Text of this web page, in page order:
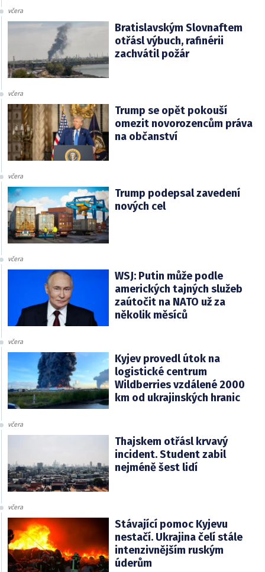
včera
Bratislavským Slovnaftem
otřásl výbuch, rafinérii
zachvátil požár
včera
Trump se opět pokouší
omezit novorozencům práva
na občanství
včera
Trump podepsal zavedení
nových cel
včera
WSJ: Putin může podle
amerických tajných služeb
zaútočit na NATO už za
několik měsíců
včera
Kyjev provedl útok na
logistické centrum
Wildberries vzdálené 2000
km od ukrajinských hranic
včera
Thajskem otřásl krvavý
incident. Student zabil
nejméně šest lidí
včera
Stávající pomoc Kyjevu
nestačí. Ukrajina čelí stále
intenzivnějším ruským
úderům